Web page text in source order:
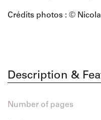
Crédits photos : ©
Description &
Number of pages